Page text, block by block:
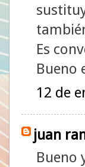
Es
Bueno
12 de
juan
Bueno